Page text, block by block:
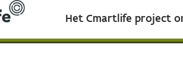
Het Cmartlife project